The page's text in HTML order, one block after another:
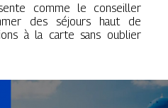
comme le conseiller
des séjours haut de
à la carte sans oublier